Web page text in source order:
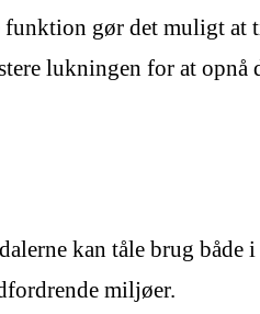
gør det muligt at
lukningen for at opnå
kan tåle brug både
miljøer.